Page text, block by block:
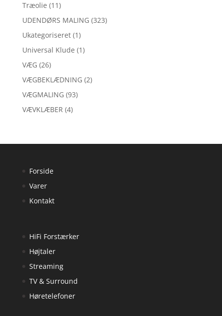
Træolie (11)
UDENDØRS MALING (323)
Ukategoriseret (1)
Universal Klude (1)
VÆG (26)
VÆGBEKLÆDNING (2)
VÆGMALING (93)
VÆVKLÆBER (4)
Forside
Varer
Kontakt
HiFi Forstærker
Højtaler
Streaming
TV & Surround
Høretelefoner